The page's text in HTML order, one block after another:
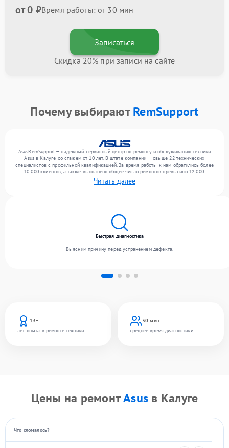
от 0 ₽Время работы: от 30 мин
Записаться
Скидка 20% при записи на сайте
Почему выбираютRemSupport
AsusRemSupport — надежный сервисный центр по ремонту и обслуживанию техники
Asus в Калуге со стажем от 10 лет. В штате компании — свыше 22 технических
специалистов с профильной квалификацией. За время работы к нам обратились более
10 000 клиентов, а также выполнено общее число ремонтов превысило 12 000.
Ежемесячно в сервисный центр поступает более 300 устройств, включая , , . Мы
выполняем ремонт различного уровня сложности и поддерживаем высокий стандарт
Читать далее
13+
лет опыта в ремонте техники
30 мин
среднее время диагностики
Быстрая диагностика
Выясним причину перед устранением дефекта.
Цены на ремонтAsus в Калуге
Что сломалось?